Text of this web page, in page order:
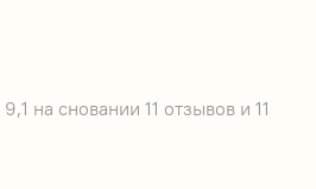
на сновании 11 отзывов и 11